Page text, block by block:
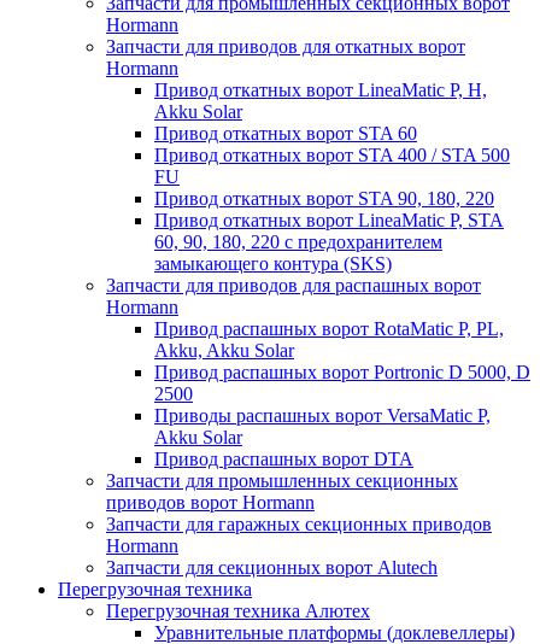
Hormann
Запчасти для приводов для откатных ворот
Hormann
Привод откатных ворот LineaMatic P, H,
Akku Solar
Привод откатных ворот STA 60
Привод откатных ворот STA 400 / STA 500
FU
Привод откатных ворот STA 90, 180, 220
Привод откатных ворот LineaMatic P, STA
60, 90, 180, 220 с предохранителем
замыкающего контура (SKS)
Запчасти для приводов для распашных ворот
Hormann
Привод распашных ворот RotaMatic P, PL,
Akku, Akku Solar
Привод распашных ворот Portronic D 5000, D
2500
Приводы распашных ворот VersaMatic P,
Akku Solar
Привод распашных ворот DTA
Запчасти для промышленных секционных
приводов ворот Hormann
Запчасти для гаражных секционных приводов
Hormann
Запчасти для секционных ворот Alutech
Перегрузочная техника
Перегрузочная техника Алютех
Уравнительные платформы (доклевеллеры)